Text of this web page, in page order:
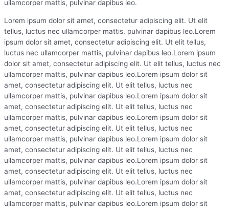
ullamcorper mattis, pulvinar dapibus leo.
Lorem ipsum dolor sit amet, consectetur adipiscing elit. Ut elit
tellus, luctus nec ullamcorper mattis, pulvinar dapibus leo.Lorem
ipsum dolor sit amet, consectetur adipiscing elit. Ut elit tellus,
luctus nec ullamcorper mattis, pulvinar dapibus leo.Lorem ipsum
dolor sit amet, consectetur adipiscing elit. Ut elit tellus, luctus nec
ullamcorper mattis, pulvinar dapibus leo.Lorem ipsum dolor sit
amet, consectetur adipiscing elit. Ut elit tellus, luctus nec
ullamcorper mattis, pulvinar dapibus leo.Lorem ipsum dolor sit
amet, consectetur adipiscing elit. Ut elit tellus, luctus nec
ullamcorper mattis, pulvinar dapibus leo.Lorem ipsum dolor sit
amet, consectetur adipiscing elit. Ut elit tellus, luctus nec
ullamcorper mattis, pulvinar dapibus leo.Lorem ipsum dolor sit
amet, consectetur adipiscing elit. Ut elit tellus, luctus nec
ullamcorper mattis, pulvinar dapibus leo.Lorem ipsum dolor sit
amet, consectetur adipiscing elit. Ut elit tellus, luctus nec
ullamcorper mattis, pulvinar dapibus leo.Lorem ipsum dolor sit
amet, consectetur adipiscing elit. Ut elit tellus, luctus nec
ullamcorper mattis, pulvinar dapibus leo.Lorem ipsum dolor sit